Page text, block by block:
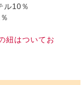
ル10％
紐はついてお